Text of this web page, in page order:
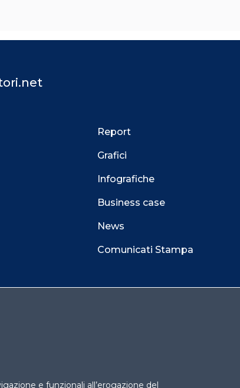
Report
Grafici
Infografiche
Business case
News
Comunicati Stampa
e funzionali all’erogazione del